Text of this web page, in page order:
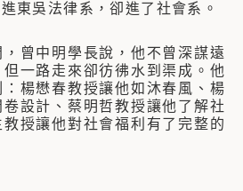
東吳法律系，卻進了社會系。
中明學長說，他不曾深謀遠
一路走來卻彷彿水到渠成。他
楊懋春教授讓他如沐春風、楊
設計、蔡明哲教授讓他了解社
授讓他對社會福利有了完整的